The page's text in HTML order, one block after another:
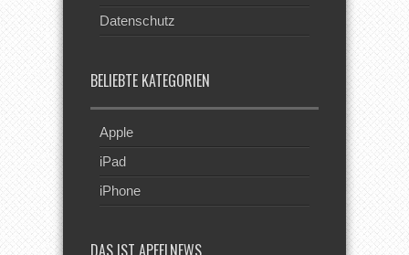
Datenschutz
BELIEBTE KATEGORIEN
Apple
iPad
iPhone
DAS IST APFELNEWS